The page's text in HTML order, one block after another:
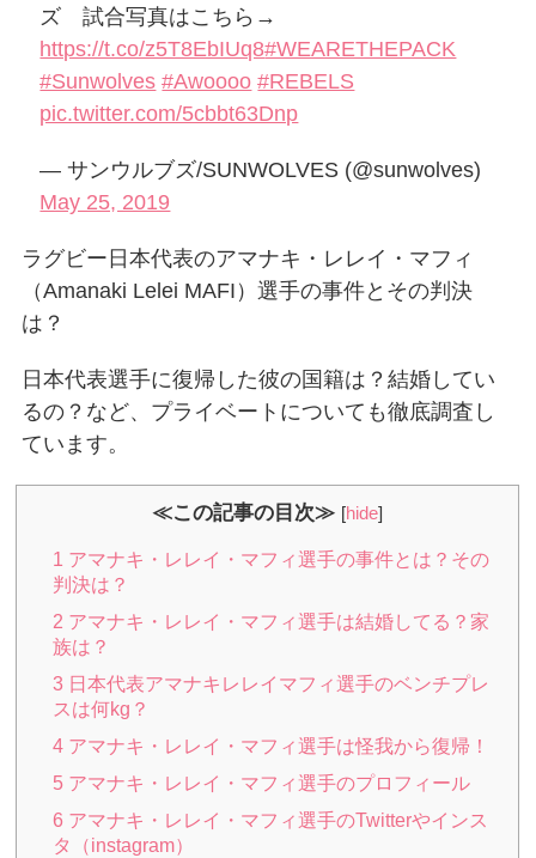
ズ 試合写真はこちら→
https://t.co/z5T8EbIUq8#WEARETHEPACK
#Sunwolves #Awoooo #REBELS
pic.twitter.com/5cbbt63Dnp
— サンウルブズ/SUNWOLVES (@sunwolves)
May 25, 2019
ラグビー日本代表のアマナキ・レレイ・マフィ
（Amanaki Lelei MAFI）選手の事件とその判決
は？
日本代表選手に復帰した彼の国籍は？結婚してい
るの？など、プライベートについても徹底調査し
ています。
≪この記事の目次≫ [hide]
1 アマナキ・レレイ・マフィ選手の事件とは？その
判決は？
2 アマナキ・レレイ・マフィ選手は結婚してる？家
族は？
3 日本代表アマナキレレイマフィ選手のベンチプレ
スは何kg？
4 アマナキ・レレイ・マフィ選手は怪我から復帰！
5 アマナキ・レレイ・マフィ選手のプロフィール
6 アマナキ・レレイ・マフィ選手のTwitterやインス
タ（instagram）